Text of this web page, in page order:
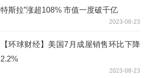
特斯拉”涨超108% 市值一度破千亿
2023-08-23
【环球财经】美国7月成屋销售环比下降
2.2%
2023-08-23